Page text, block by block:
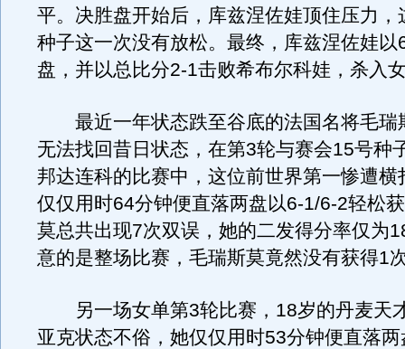
平。决胜盘开始后，库兹涅佐娃顶住压力，
种子这一次没有放松。最终，库兹涅佐娃以
盘，并以总比分2-1击败希布尔科娃，杀入
最近一年状态跌至谷底的法国名将毛瑞
无法找回昔日状态，在第3轮与赛会15号种
邦达连科的比赛中，这位前世界第一惨遭横
仅仅用时64分钟便直落两盘以6-1/6-2轻松
莫总共出现7次双误，她的二发得分率仅为
意的是整场比赛，毛瑞斯莫竟然没有获得1
另一场女单第3轮比赛，18岁的丹麦天
亚克状态不俗，她仅仅用时53分钟便直落